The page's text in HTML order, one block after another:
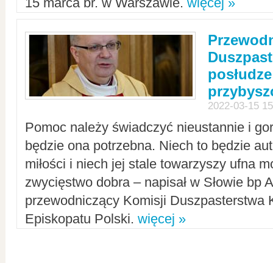
2022-03-15
Pomoc należy świadczyć nieustannie i
będzie ona potrzebna. Niech to będzie
miłości i niech jej stale towarzyszy ufna
zwycięstwo dobra – napisał w Słowie bp
przewodniczący Komisji Duszpasterstwa
Episkopatu Polski. więcej »